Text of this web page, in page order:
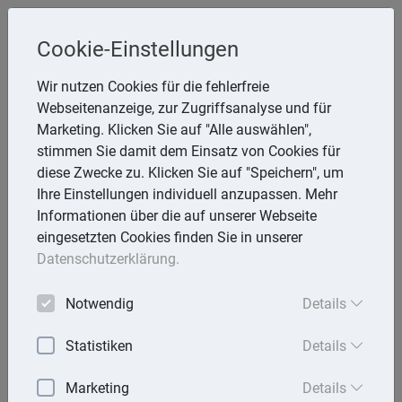
Melzer, StB
Storchsnest 6, 74535 Mainhardt
Telefon: 7903 7736
E-Mail:rathmann.melzer@t-online.de
Lexika
Volltext-Suche in den Lexika
Cookie-Einstellungen
Wir nutzen Cookies für die fehlerfreie
Webseitenanzeige, zur Zugriffsanalyse und für
Marketing. Klicken Sie auf "Alle auswählen",
stimmen Sie damit dem Einsatz von Cookies für
diese Zwecke zu. Klicken Sie auf "Speichern", um
Ihre Einstellungen individuell anzupassen. Mehr
Informationen über die auf unserer Webseite
eingesetzten Cookies finden Sie in unserer
Datenschutzerklärung.
Notwendig Details
Statistiken Details
Marketing Details